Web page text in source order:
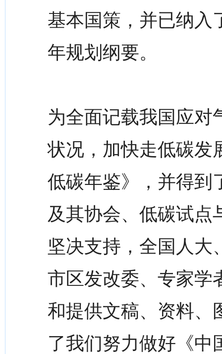
基本国策，并已纳入
年规划纲要。
为全面记载我国应对
状况，加快走低碳发
低碳年鉴》，并得到
及其协会、低碳试点
坚决支持，全国人大
市区发改委、专家学
和提供文稿、资料、
了我们努力做好《中